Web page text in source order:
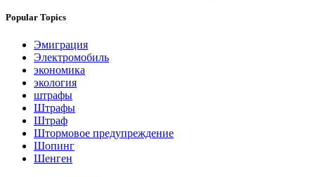
Popular Topics
Эмиграция
Электромобиль
экономика
экология
штрафы
Штрафы
Штраф
Штормовое предупреждение
Шопинг
Шенген